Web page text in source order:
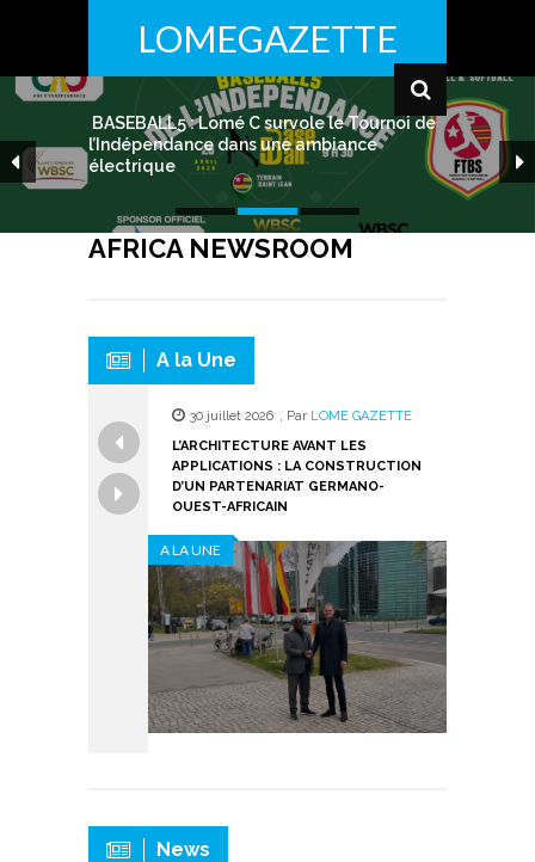
LOMEGAZETTE
BASEBALL5 : Lomé C survole le Tournoi de
l’Indépendance dans une ambiance
électrique
AFRICA NEWSROOM
A la Une
30 juillet 2026 , Par LOME GAZETTE
L’ARCHITECTURE AVANT LES
APPLICATIONS : LA CONSTRUCTION
D’UN PARTENARIAT GERMANO-
OUEST-AFRICAIN
A LA UNE
News